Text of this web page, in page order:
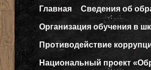
Главная Сведения об
Организация обучения в
Противодействие
Национальный проект